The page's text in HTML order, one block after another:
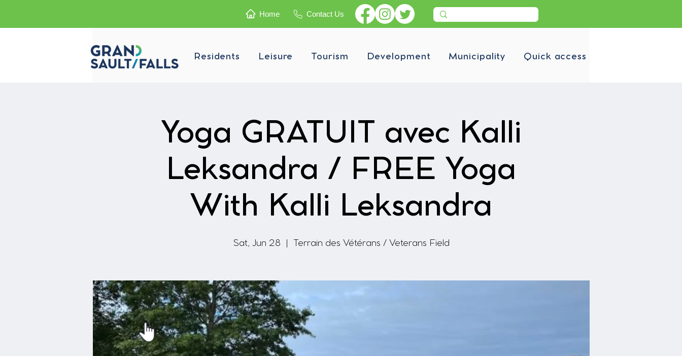
Home Contact Us
Residents Leisure Tourism Development Municipality Quick access
Yoga GRATUIT avec Kalli
Leksandra / FREE Yoga
With Kalli Leksandra
Sat, Jun 28 Terrain des Vétérans / Veterans Field